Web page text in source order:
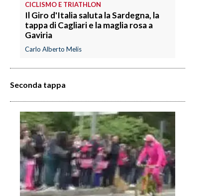
CICLISMO E TRIATHLON
Il Giro d'Italia saluta la Sardegna, la
tappa di Cagliari e la maglia rosa a
Gaviria
Carlo Alberto Melis
Seconda tappa